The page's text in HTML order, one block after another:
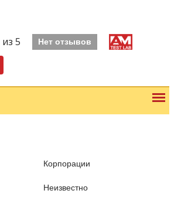
из 5 Нет отзывов
Корпорации
Неизвестно